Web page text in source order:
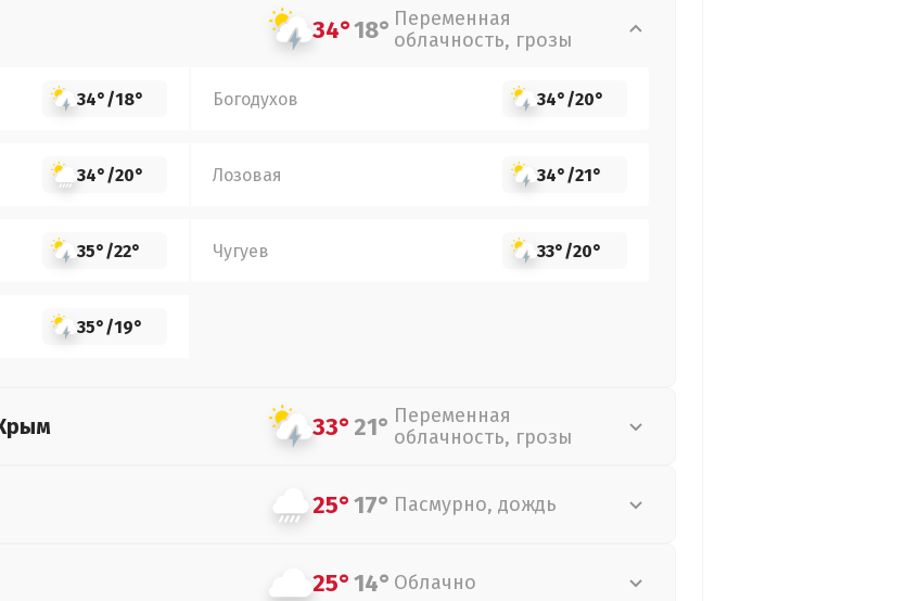
34°18° Переменная
облачность, грозы
34°/18° Богодухов 34°/20°
34°/20° Лозовая 34°/21°
35°/22° Чугуев 33°/20°
35°/19°
33°21° Переменная
облачность, грозы
25°17° Пасмурно, дождь
25°14° Облачно